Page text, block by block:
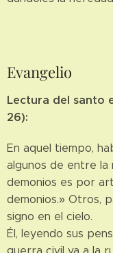
Evangelio
Lectura del santo
26):
En aquel tiempo,
algunos de entre la
demonios es por
demonios.» Otros,
signo en el cielo.
Él, leyendo sus
guerra civil va a la